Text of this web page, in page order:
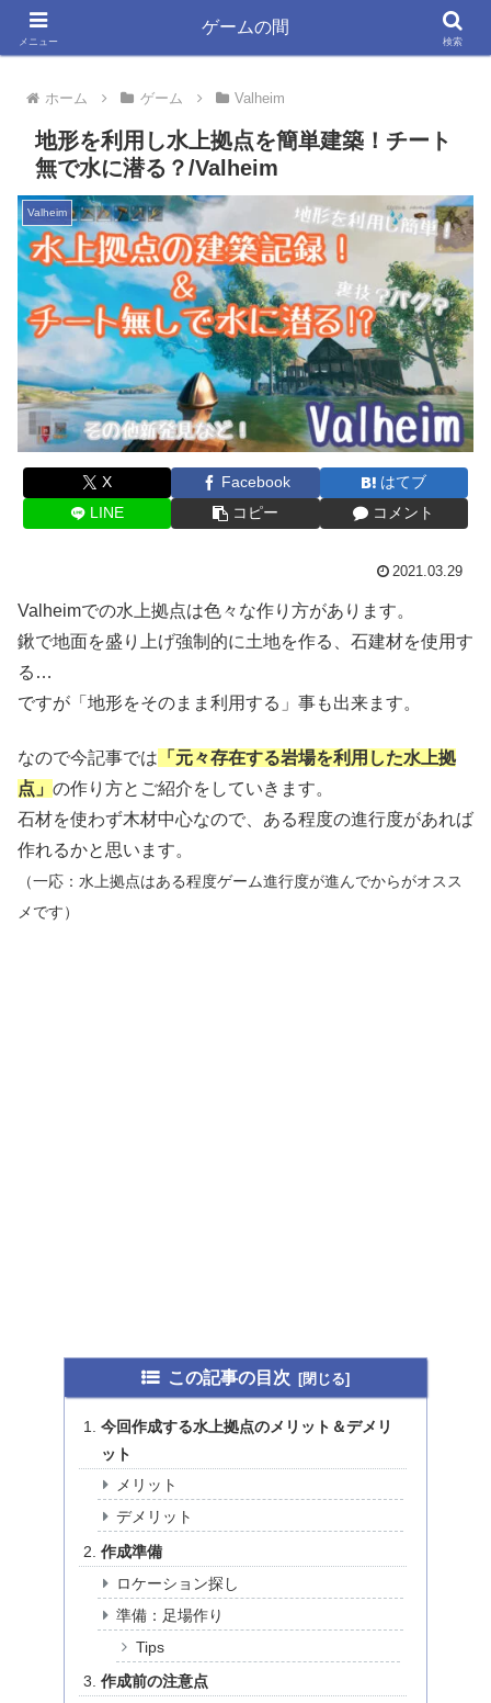
ゲーム大好きYSYKと33が書く きっと役立つ情報ブログ
ホーム ゲーム Valheim
地形を利用し水上拠点を簡単建築！チート
無で水に潜る？/Valheim
Valheim
X Facebook
はてブ
LINE
コピー コメント
2021.03.29
Valheimでの水上拠点は色々な作り方があります。
鍬で地面を盛り上げ強制的に土地を作る、石建材を使用す
る…
ですが「地形をそのまま利用する」事も出来ます。
なので今記事では 「元々存在する岩場を利用した水上拠
点」 の作り方とご紹介をしていきます。
石材を使わず木材中心なので、ある程度の進行度があれば
作れるかと思います。
（一応：水上拠点はある程度ゲーム進行度が進んでからがオスス
メです）
この記事の目次
今回作成する水上拠点のメリット＆デメリ
ット
メリット
デメリット
作成準備
ロケーション探し
準備：足場作り
Tips
作成前の注意点
メニュー
ゲームの間
検索